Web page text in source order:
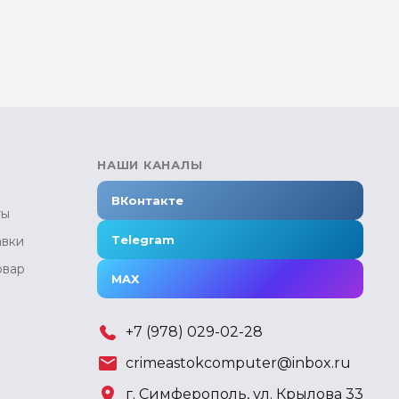
НАШИ КАНАЛЫ
ВКонтакте
Telegram
MAX
+7 (978) 029-02-28
crimeastokcomputer@inbox.ru
г. Симферополь, ул. Крылова 33